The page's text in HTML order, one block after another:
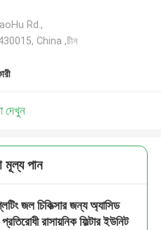
Rd.,
China ,চীন
মূল্য পান
জল চিকিত্সার জন্য অ্যাসিড
রাসায়নিক ফিল্টার ইউনিট